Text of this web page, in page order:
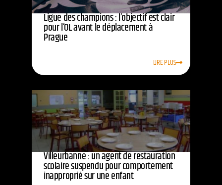
Ligue des champions : l’objectif est clair
pour l’OL avant le déplacement à
Prague
LIRE PLUS
Villeurbanne : un agent de restauration
scolaire suspendu pour comportement
inapproprié sur une enfant